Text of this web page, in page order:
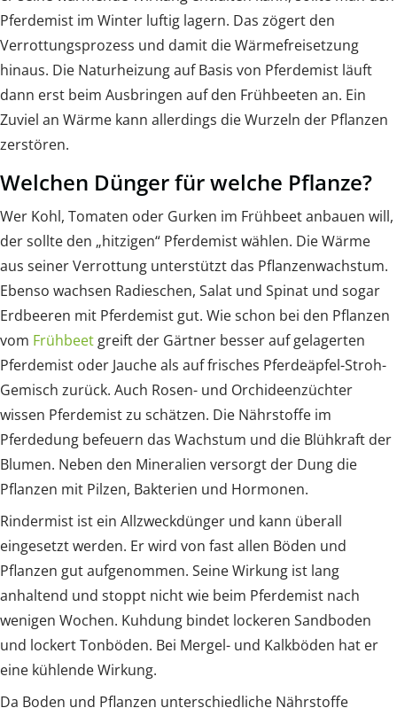
Pferdemist im Winter luftig lagern. Das zögert den
Verrottungsprozess und damit die Wärmefreisetzung
hinaus. Die Naturheizung auf Basis von Pferdemist läuft
dann erst beim Ausbringen auf den Frühbeeten an. Ein
Zuviel an Wärme kann allerdings die Wurzeln der Pflanzen
zerstören.
Welchen Dünger für welche Pflanze?
Wer Kohl, Tomaten oder Gurken im Frühbeet anbauen will,
der sollte den „hitzigen“ Pferdemist wählen. Die Wärme
aus seiner Verrottung unterstützt das Pflanzenwachstum.
Ebenso wachsen Radieschen, Salat und Spinat und sogar
Erdbeeren mit Pferdemist gut. Wie schon bei den Pflanzen
vom Frühbeet greift der Gärtner besser auf gelagerten
Pferdemist oder Jauche als auf frisches Pferdeäpfel-Stroh-
Gemisch zurück. Auch Rosen- und Orchideenzüchter
wissen Pferdemist zu schätzen. Die Nährstoffe im
Pferdedung befeuern das Wachstum und die Blühkraft der
Blumen. Neben den Mineralien versorgt der Dung die
Pflanzen mit Pilzen, Bakterien und Hormonen.
Rindermist ist ein Allzweckdünger und kann überall
eingesetzt werden. Er wird von fast allen Böden und
Pflanzen gut aufgenommen. Seine Wirkung ist lang
anhaltend und stoppt nicht wie beim Pferdemist nach
wenigen Wochen. Kuhdung bindet lockeren Sandboden
und lockert Tonböden. Bei Mergel- und Kalkböden hat er
eine kühlende Wirkung.
Da Boden und Pflanzen unterschiedliche Nährstoffe